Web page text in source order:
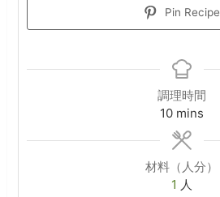
Pin Recipe
調理時間
10minutes
mins
材料（人分）
1 人